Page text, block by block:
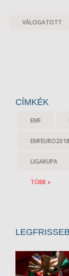
VÁLOGATOTT
CÍMKÉK
EMF
EMFEURO2018
LIGAKUPA
TÖBB »